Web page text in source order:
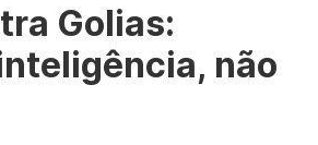
Golias:
não